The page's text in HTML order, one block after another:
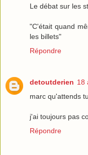
Le débat sur les
"C'était quand
les billets"
Répondre
detoutderien 18
marc qu'attends
j'ai toujours pas
Répondre